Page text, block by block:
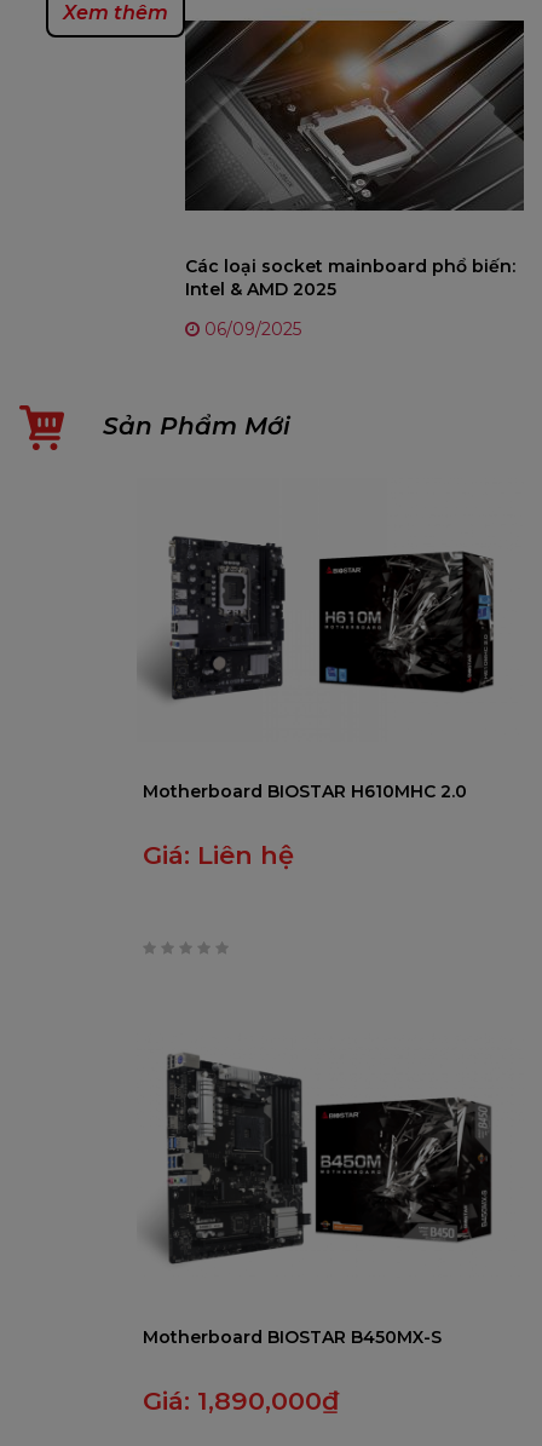
Các loại socket mainboard phổ biến:
Intel & AMD 2025
06/09/2025
Xem thêm
Sản Phẩm Mới
Motherboard BIOSTAR H610MHC 2.0
Giá: Liên hệ
Motherboard BIOSTAR B450MX-S
Giá: 1,890,000₫